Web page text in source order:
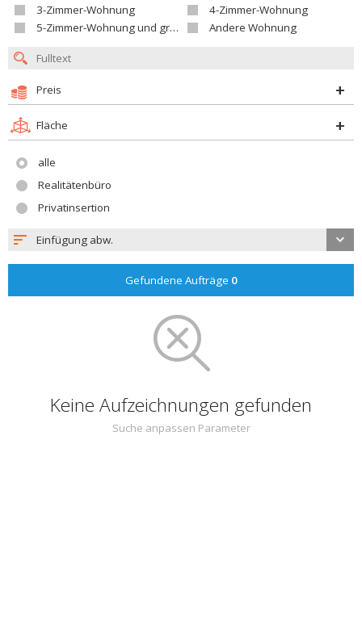
3-Zimmer-Wohnung
4-Zimmer-Wohnung
5-Zimmer-Wohnung und größer
Andere Wohnung
Preis
Fläche
alle
Realitätenbüro
Privatinsertion
Einfügung abw.
Gefundene Aufträge 0
Keine Aufzeichnungen gefunden
Suche anpassen Parameter